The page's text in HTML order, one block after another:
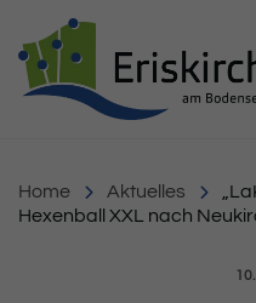
Home Aktuelles
Hexenball XXL nach